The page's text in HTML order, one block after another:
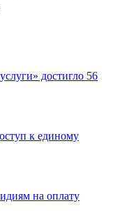
достигло 56
к единому
на оплату